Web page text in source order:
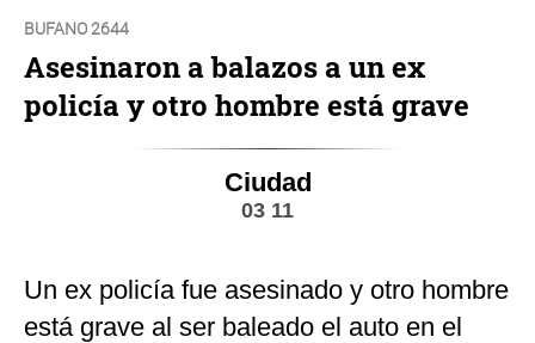
BUFANO 2644
Asesinaron a balazos a un ex
policía y otro hombre está grave
Ciudad
03 11
Un ex policía fue asesinado y otro hombre
está grave al ser baleado el auto en el